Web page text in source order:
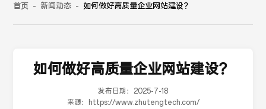
首页 - 新闻动态 - 如何做好高质量企业网站建设？
如何做好高质量企业网站建设？
发布日期： 2025-7-18
来源：
https://www.zhutengtech.com/